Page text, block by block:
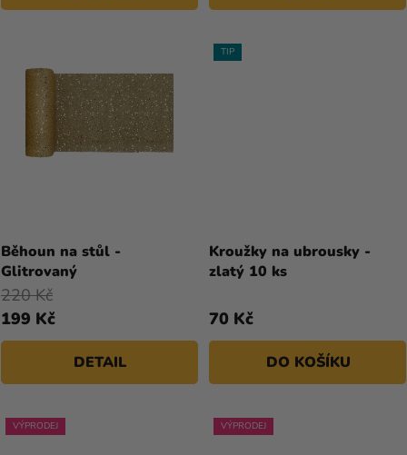
Běhoun na stůl -
Glitrovaný
199 Kč
220 Kč
DETAIL
TIP
Kroužky na ubrousky -
zlatý 10 ks
70 Kč
DO KOŠÍKU
VÝPRODEJ VÝPRODEJ